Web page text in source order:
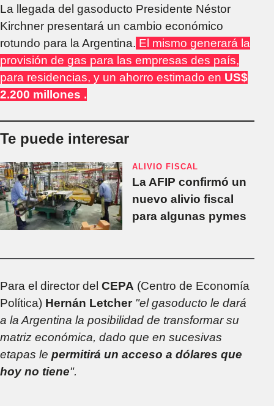
La llegada del gasoducto Presidente Néstor
Kirchner presentará un cambio económico
rotundo para la Argentina. El mismo generará la
provisión de gas para las empresas des país,
para residencias, y un ahorro estimado en US$
2.200 millones .
Te puede interesar
ALIVIO FISCAL
La AFIP confirmó un
nuevo alivio fiscal
para algunas pymes
Para el director del CEPA (Centro de Economía
Política) Hernán Letcher "el gasoducto le dará
a la Argentina la posibilidad de transformar su
matriz económica, dado que en sucesivas
etapas le permitirá un acceso a dólares que
hoy no tiene".